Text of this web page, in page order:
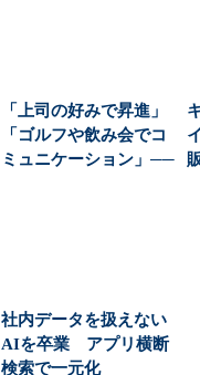
「上司の好みで昇進」
「ゴルフや飲み会でコ
ミュニケーション」──
社内データを扱えない
AIを卒業 アプリ横断
検索で一元化